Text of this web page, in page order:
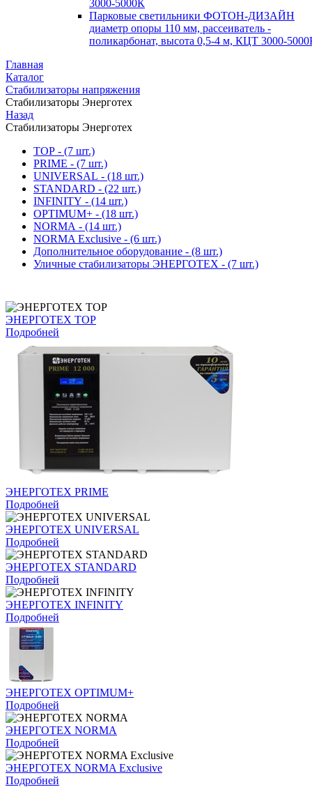
3000-5000К
Парковые светильники ФОТОН-ДИЗАЙН
диаметр опоры 110 мм, рассеиватель -
поликарбонат, высота 0,5-4 м, КЦТ 3000-
Главная
Каталог
Стабилизаторы напряжения
Стабилизаторы Энерготех
Назад
Стабилизаторы Энерготех
TOP - (7 шт.)
PRIME - (7 шт.)
UNIVERSAL - (18 шт.)
STANDARD - (22 шт.)
INFINITY - (14 шт.)
OPTIMUM+ - (18 шт.)
NORMA - (14 шт.)
NORMA Exclusive - (6 шт.)
Дополнительное оборудование - (8 шт.)
Уличные стабилизаторы ЭНЕРГОТЕХ - (7 шт.)
ЭНЕРГОТЕХ TOP
Подробней
ЭНЕРГОТЕХ PRIME
Подробней
ЭНЕРГОТЕХ UNIVERSAL
Подробней
ЭНЕРГОТЕХ STANDARD
Подробней
ЭНЕРГОТЕХ INFINITY
Подробней
ЭНЕРГОТЕХ OPTIMUM+
Подробней
ЭНЕРГОТЕХ NORMA
Подробней
ЭНЕРГОТЕХ NORMA Exclusive
Подробней